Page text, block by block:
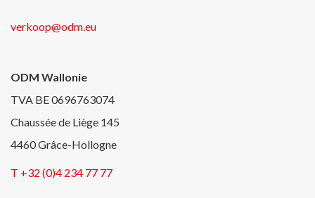
verkoop@odm.eu
ODM Wallonie
TVA BE 0696763074
Chaussée de Liège 145
4460 Grâce-Hollogne
T +32 (0)4 234 77 77